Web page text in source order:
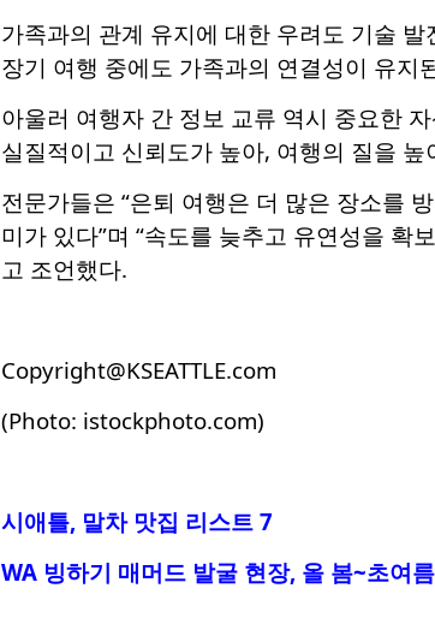
가족과의 관계 유지에 대한 우려도 기술
장기 여행 중에도 가족과의 연결성이 유지
아울러 여행자 간 정보 교류 역시 중요한
실질적이고 신뢰도가 높아, 여행의 질을
전문가들은 “은퇴 여행은 더 많은 장소를
미가 있다”며 “속도를 늦추고 유연성을 확
고 조언했다.
Copyright@KSEATTLE.com
(Photo: istockphoto.com)
시애틀, 말차 맛집 리스트 7
WA 빙하기 매머드 발굴 현장, 올 봄~초여